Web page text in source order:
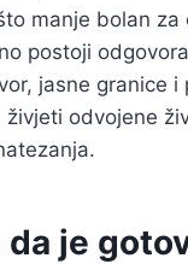
manje bolan za
postoji
jasne granice i
živjeti odvojene
da je